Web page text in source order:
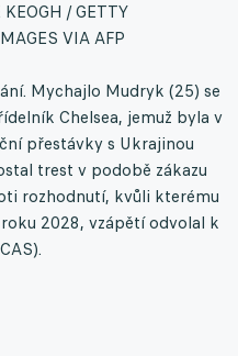
KEOGH / GETTY
VIA AFP
Mychajlo Mudryk (25) se
Chelsea, jemuž byla v
přestávky s Ukrajinou
trest v podobě zákazu
rozhodnutí, kvůli kterému
2028, vzápětí odvolal k